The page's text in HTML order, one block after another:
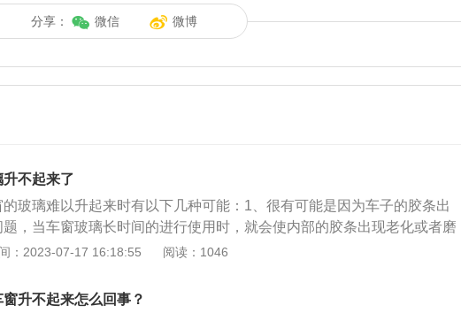
分享： 微信 微博
升不起来了
的玻璃难以升起来时有以下几种可能：1、很有可能是因为车子的胶条出
题，当车窗玻璃长时间的进行使用时，就会使内部的胶条出现老化或者磨
题。长时间如此就会进一步影响它的使用，也就难以有效地进行升降。这
的卡槽内部出现了杂质或者泥垢，当长时间的使用并且没有及时地进行
：2023-07-17 16:18:55 阅读：1046
升不起来怎么回事？